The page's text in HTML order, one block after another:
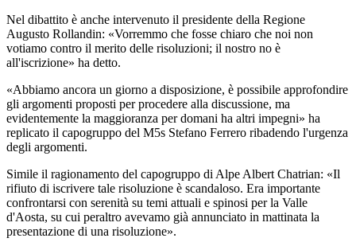
Nel dibattito è anche intervenuto il presidente della Regione
Augusto Rollandin: «Vorremmo che fosse chiaro che noi non
votiamo contro il merito delle risoluzioni; il nostro no è
all'iscrizione» ha detto.
«Abbiamo ancora un giorno a disposizione, è possibile approfondire
gli argomenti proposti per procedere alla discussione, ma
evidentemente la maggioranza per domani ha altri impegni» ha
replicato il capogruppo del M5s Stefano Ferrero ribadendo l'urgenza
degli argomenti.
Simile il ragionamento del capogruppo di Alpe Albert Chatrian: «Il
rifiuto di iscrivere tale risoluzione è scandaloso. Era importante
confrontarsi con serenità su temi attuali e spinosi per la Valle
d'Aosta, su cui peraltro avevamo già annunciato in mattinata la
presentazione di una risoluzione».